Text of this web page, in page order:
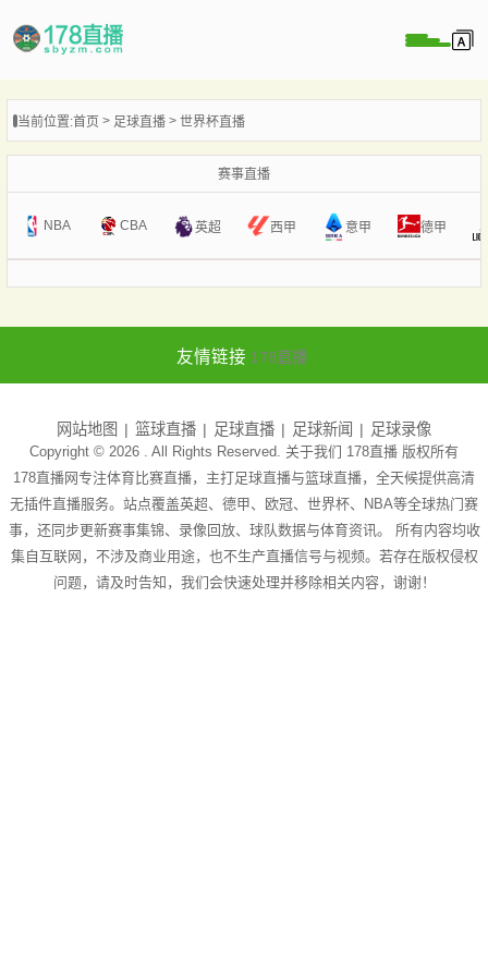
当前位置:首页 足球直播 世界杯直播
赛事直播
NBA CBA 英超 西甲 意甲 德甲
友情链接 178直播
网站地图 篮球直播 足球直播 足球新闻 足球录像
Copyright © 2026 . All Rights Reserved. 关于我们 178直播 版权所有
178直播网专注体育比赛直播，主打足球直播与篮球直播，全天候提供高清
无插件直播服务。站点覆盖英超、德甲、欧冠、世界杯、NBA等全球热门赛
事，还同步更新赛事集锦、录像回放、球队数据与体育资讯。 所有内容均收
集自互联网，不涉及商业用途，也不生产直播信号与视频。若存在版权侵权
问题，请及时告知，我们会快速处理并移除相关内容，谢谢！